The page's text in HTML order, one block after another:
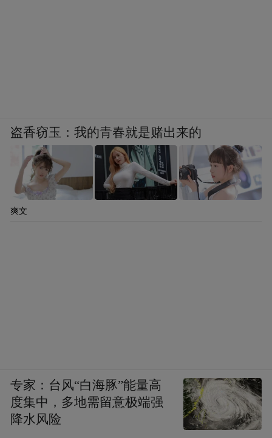
盗香窃玉：我的青春就是赌出来的
爽文
专家：台风“白海豚”能量高
度集中，多地需留意极端强
降水风险